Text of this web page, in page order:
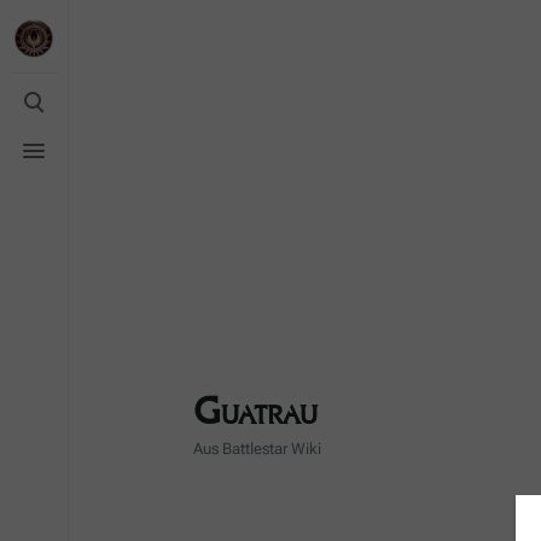
Suche
umschalten
umschalten
Guatrau
Aus Battlestar Wiki